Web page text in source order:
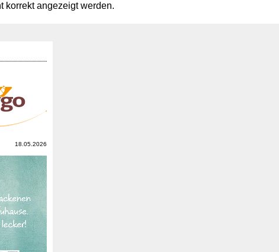
korrekt angezeigt werden.